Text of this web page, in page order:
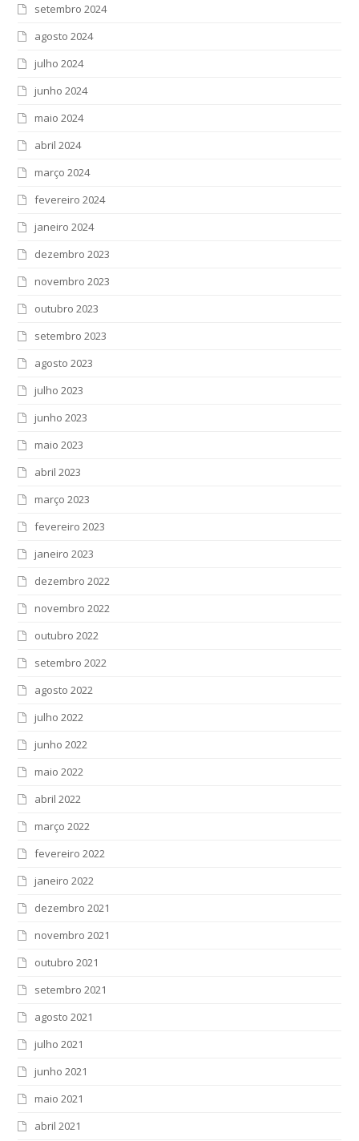
setembro 2024
agosto 2024
julho 2024
junho 2024
maio 2024
abril 2024
março 2024
fevereiro 2024
janeiro 2024
dezembro 2023
novembro 2023
outubro 2023
setembro 2023
agosto 2023
julho 2023
junho 2023
maio 2023
abril 2023
março 2023
fevereiro 2023
janeiro 2023
dezembro 2022
novembro 2022
outubro 2022
setembro 2022
agosto 2022
julho 2022
junho 2022
maio 2022
abril 2022
março 2022
fevereiro 2022
janeiro 2022
dezembro 2021
novembro 2021
outubro 2021
setembro 2021
agosto 2021
julho 2021
junho 2021
maio 2021
abril 2021